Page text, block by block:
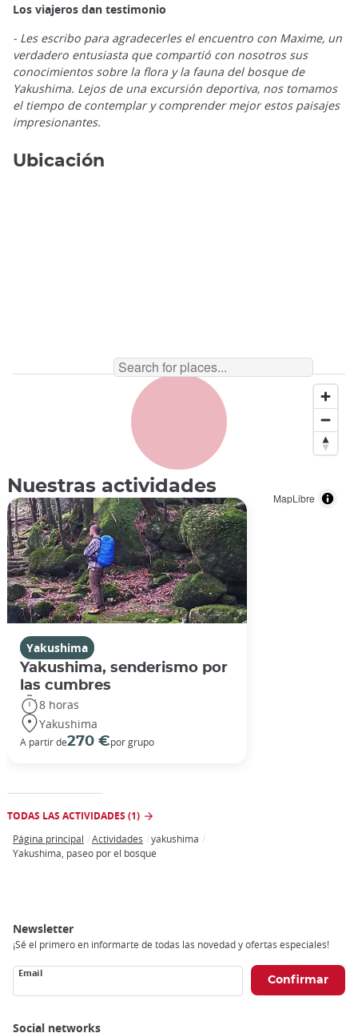
Los viajeros dan testimonio
- Les escribo para agradecerles el encuentro con Maxime, un
verdadero entusiasta que compartió con nosotros sus
conocimientos sobre la flora y la fauna del bosque de
Yakushima. Lejos de una excursión deportiva, nos tomamos
el tiempo de contemplar y comprender mejor estos paisajes
impresionantes.
Ubicación
MapLibre
Nuestras actividades
Yakushima
Yakushima, senderismo por
las cumbres
8 horas
Yakushima
A partir de270 €por grupo
TODAS LAS ACTIVIDADES (1)
Breadcrumb
Página principal Actividades
yakushima
Yakushima, paseo por el bosque
Newsletter
¡Sé el primero en informarte de todas las novedad y ofertas especiales!
Email
Social networks